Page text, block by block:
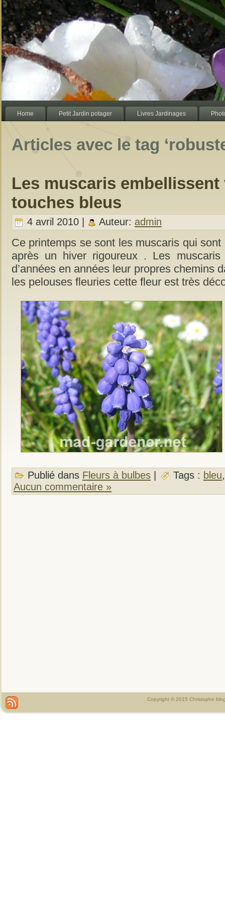
Home Petit Jardin potager Livres Jardinages
Articles avec le tag
Les muscaris
touches bleus
4 avril 2010 | Auteur: admin
Ce printemps se sont les muscaris qui sont
après un hiver rigoureux . Les
d’années en années leur propres chemins
les pelouses fleuries cette fleur est très
Publié dans Fleurs à bulbes | Tags : bleu
Aucun commentaire »
Copyright © 2015 Christophe